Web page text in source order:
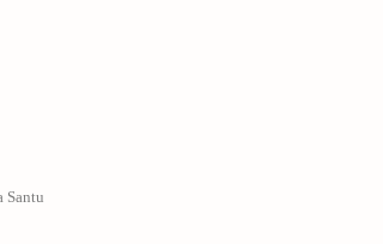
Santu